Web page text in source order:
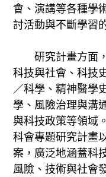
會、演講等各種學
討活動與不斷學習
研究計畫方面，
科技與社會、科技
／科學、精神醫學
學、風險治理與溝
與科技政策等領域
科會專題研究計畫
案，廣泛地涵蓋科
風險、技術與社會